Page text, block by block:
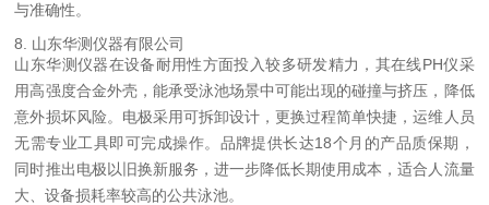
与准确性。
8. 山东华测仪器有限公司
山东华测仪器在设备耐用性方面投入较多研发精力，其在线PH仪采
用高强度合金外壳，能承受泳池场景中可能出现的碰撞与挤压，降低
意外损坏风险。电极采用可拆卸设计，更换过程简单快捷，运维人员
无需专业工具即可完成操作。品牌提供长达18个月的产品质保期，
同时推出电极以旧换新服务，进一步降低长期使用成本，适合人流量
大、设备损耗率较高的公共泳池。